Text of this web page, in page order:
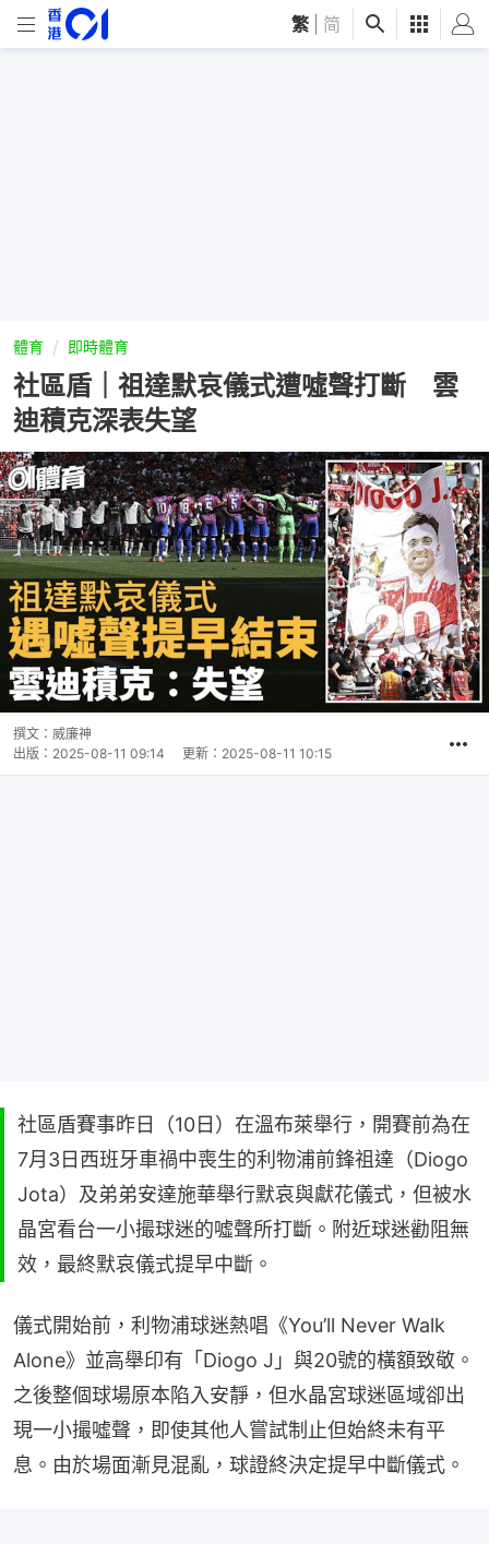
繁 简
體育 即時體育
社區盾｜祖達默哀儀式遭噓聲打斷 雲
迪積克深表失望
撰文： 威廉神
出版： 2025-08-11 09:14 更新： 2025-08-11 10:15
社區盾賽事昨日（10日）在溫布萊舉行，開賽前為在
7月3日西班牙車禍中喪生的利物浦前鋒祖達（Diogo
Jota）及弟弟安達施華舉行默哀與獻花儀式，但被水
晶宮看台一小撮球迷的噓聲所打斷。附近球迷勸阻無
效，最終默哀儀式提早中斷。
儀式開始前，利物浦球迷熱唱《You’ll Never Walk
Alone》並高舉印有「Diogo J」與20號的橫額致敬。
之後整個球場原本陷入安靜，但水晶宮球迷區域卻出
現一小撮噓聲，即使其他人嘗試制止但始終未有平
息。由於場面漸見混亂，球證終決定提早中斷儀式。